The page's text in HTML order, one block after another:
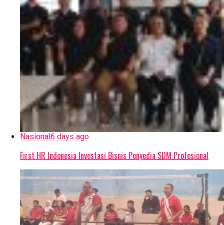
Nasional 6 days ago
First HR Indonesia Investasi Bisnis Penyedia SDM Profesional